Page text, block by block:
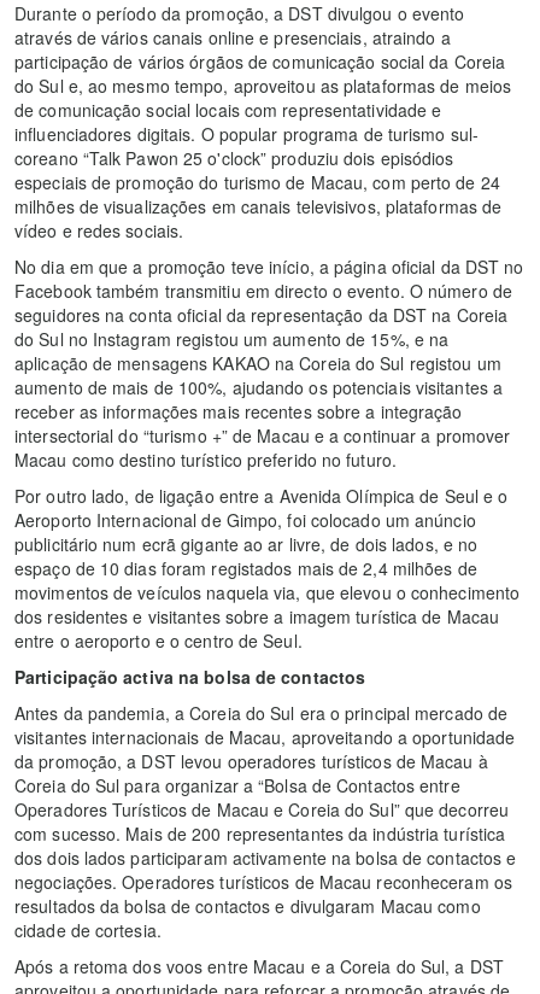
Durante o período da promoção, a DST divulgou o evento
através de vários canais online e presenciais, atraindo a
participação de vários órgãos de comunicação social da Coreia
do Sul e, ao mesmo tempo, aproveitou as plataformas de meios
de comunicação social locais com representatividade e
influenciadores digitais. O popular programa de turismo sul-
coreano “Talk Pawon 25 o'clock” produziu dois episódios
especiais de promoção do turismo de Macau, com perto de 24
milhões de visualizações em canais televisivos, plataformas de
vídeo e redes sociais.
No dia em que a promoção teve início, a página oficial da DST no
Facebook também transmitiu em directo o evento. O número de
seguidores na conta oficial da representação da DST na Coreia
do Sul no Instagram registou um aumento de 15%, e na
aplicação de mensagens KAKAO na Coreia do Sul registou um
aumento de mais de 100%, ajudando os potenciais visitantes a
receber as informações mais recentes sobre a integração
intersectorial do “turismo +” de Macau e a continuar a promover
Macau como destino turístico preferido no futuro.
Por outro lado, de ligação entre a Avenida Olímpica de Seul e o
Aeroporto Internacional de Gimpo, foi colocado um anúncio
publicitário num ecrã gigante ao ar livre, de dois lados, e no
espaço de 10 dias foram registados mais de 2,4 milhões de
movimentos de veículos naquela via, que elevou o conhecimento
dos residentes e visitantes sobre a imagem turística de Macau
entre o aeroporto e o centro de Seul.
Participação activa na bolsa de contactos
Antes da pandemia, a Coreia do Sul era o principal mercado de
visitantes internacionais de Macau, aproveitando a oportunidade
da promoção, a DST levou operadores turísticos de Macau à
Coreia do Sul para organizar a “Bolsa de Contactos entre
Operadores Turísticos de Macau e Coreia do Sul” que decorreu
com sucesso. Mais de 200 representantes da indústria turística
dos dois lados participaram activamente na bolsa de contactos e
negociações. Operadores turísticos de Macau reconheceram os
resultados da bolsa de contactos e divulgaram Macau como
cidade de cortesia.
Após a retoma dos voos entre Macau e a Coreia do Sul, a DST